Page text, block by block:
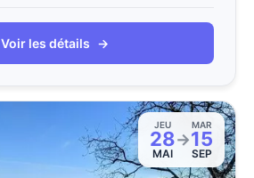
Voir les détails →
JEU
28
MAI
→
MAR
15
SEP